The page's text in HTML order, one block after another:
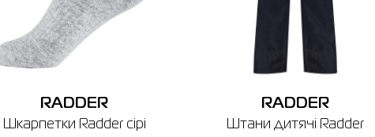
Нагадуємо, що ви можете оформити обмін або повернення замовлення
протягом 14 днів після покупки.
RADDER
Шкарпетки Radder сірі
RADDER
Штани дитячі Radder